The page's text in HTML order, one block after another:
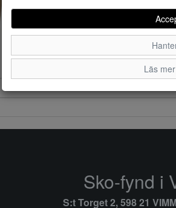
Läs
Sko-fynd i
S:t Torget 2, 598 21